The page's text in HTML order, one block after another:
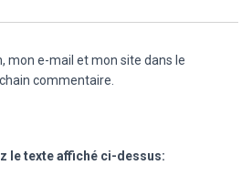
mon e-mail et mon site dans le
commentaire.
le texte affiché ci-dessus: